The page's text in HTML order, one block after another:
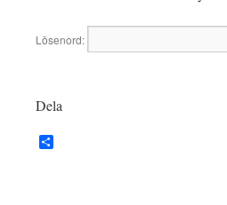
Lösenord:
Dela